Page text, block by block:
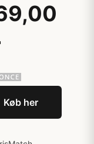
Køb her